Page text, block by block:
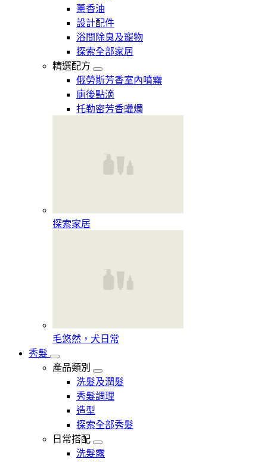
薰香油
設計配件
浴間除臭及寵物
探索全部家居
精選配方
俄勞斯芳香室內噴霧
廁後點滴
托勒密芳香蠟燭
探索家居
毛悠然，犬日常
秀髮
產品類別
洗髮及潤髮
秀髮調理
造型
探索全部秀髮
日常搭配
洗髮露